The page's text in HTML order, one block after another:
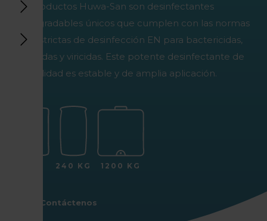
Todos los casos
Todos los casos
Todos los casos
Todos los casos
Los productos Huwa-San son desinfectantes
biodegradables únicos que cumplen con las normas
más estrictas de desinfección EN para bactericidas,
fungicidas y viricidas. Este potente desinfectante de
alta calidad es estable y de amplia aplicación.
240 KG 1200 KG
Contáctenos